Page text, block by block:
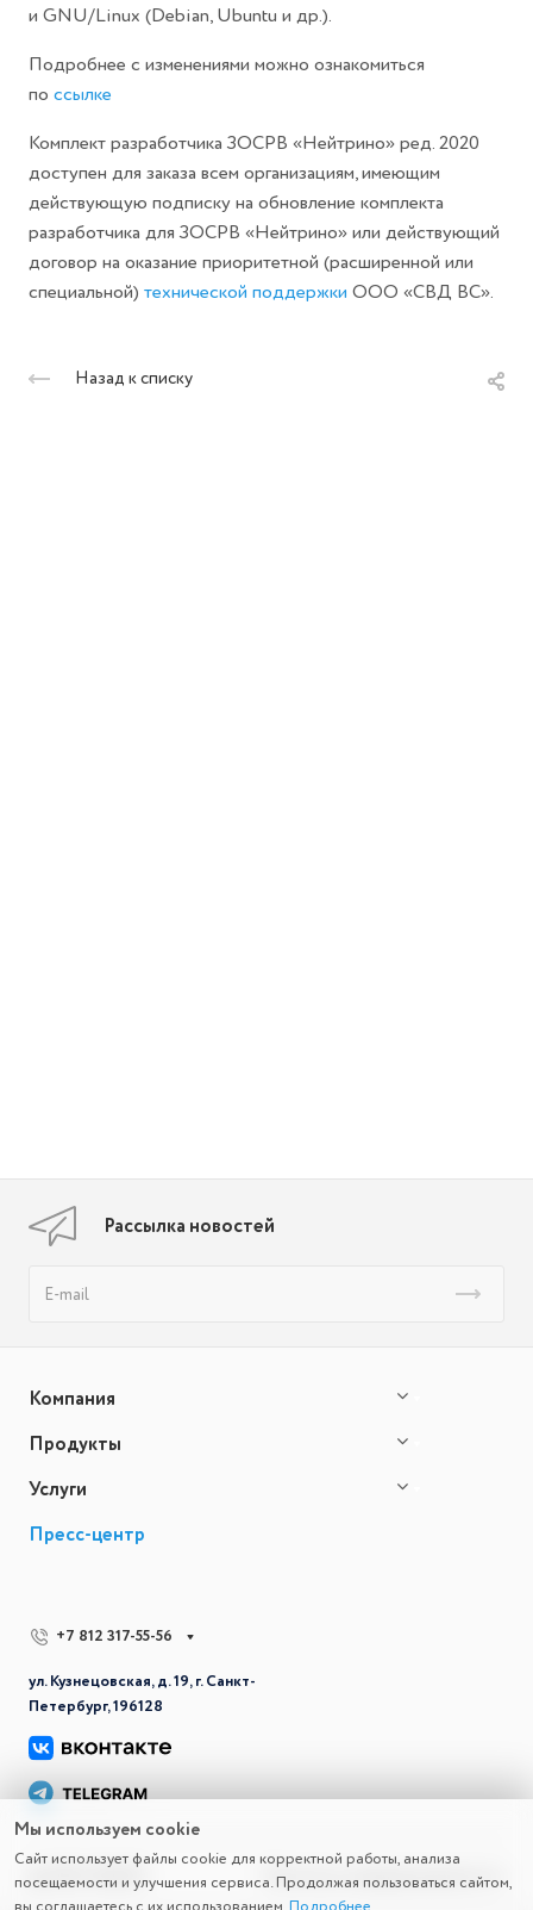
и GNU/Linux (Debian, Ubuntu и др.).
Подробнее с изменениями можно ознакомиться
по ссылке
Комплект разработчика ЗОСРВ «Нейтрино» ред. 2020
доступен для заказа всем организациям, имеющим
действующую подписку на обновление комплекта
разработчика для ЗОСРВ «Нейтрино» или действующий
договор на оказание приоритетной (расширенной или
специальной) технической поддержки ООО «СВД ВС».
Назад к списку
Рассылка новостей
Компания
Продукты
Услуги
Пресс-центр
+7 812 317-55-56
ул. Кузнецовская, д. 19, г. Санкт-
Петербург, 196128
© 2026 СВД ВС Политика конфиденциальности
Мы используем cookie
Сайт использует файлы cookie для корректной работы, анализа
посещаемости и улучшения сервиса. Продолжая пользоваться сайтом,